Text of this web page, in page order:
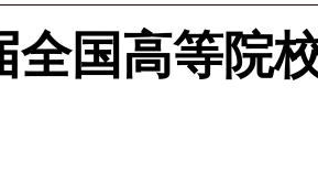
全国高等院